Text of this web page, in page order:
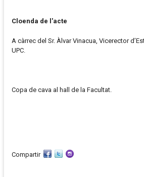
Cloenda de l'acte
A càrrec del Sr. Àlvar Vinacua, Vicerector
UPC.
Copa de cava al hall de la Facultat.
Compartir